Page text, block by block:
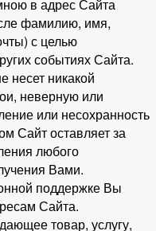
в адрес Сайта
фамилию, имя,
с целью
событиях Сайта.
несет никакой
неверную или
или несохранность
Сайт оставляет за
любого
Вами.
поддержке Вы
Сайта.
товар, услугу,